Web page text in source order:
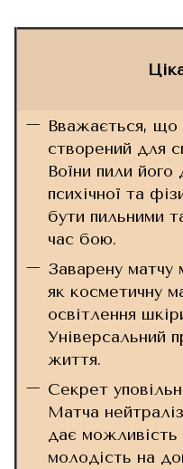
Вважається, що
створений для
Воїни пили
психічної та
бути пильними
час бою.
Заварену матчу
як косметичну
освітлення
Універсальний
життя.
Секрет
Матча
дає
молодість на